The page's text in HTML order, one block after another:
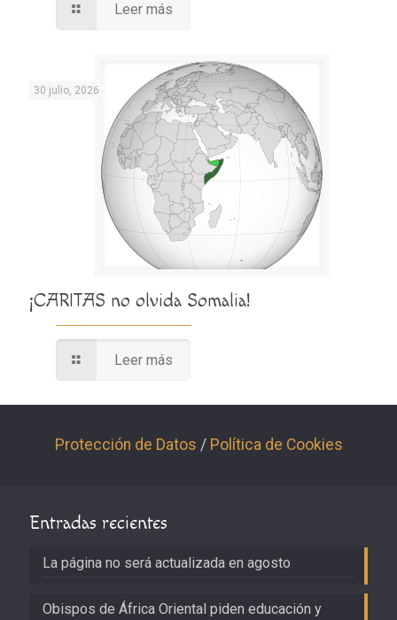
Leer más
30 julio, 2026
¡CARITAS no olvida Somalia!
Leer más
Protección de Datos / Política de Cookies
Entradas recientes
La página no será actualizada en agosto
Obispos de África Oriental piden educación y